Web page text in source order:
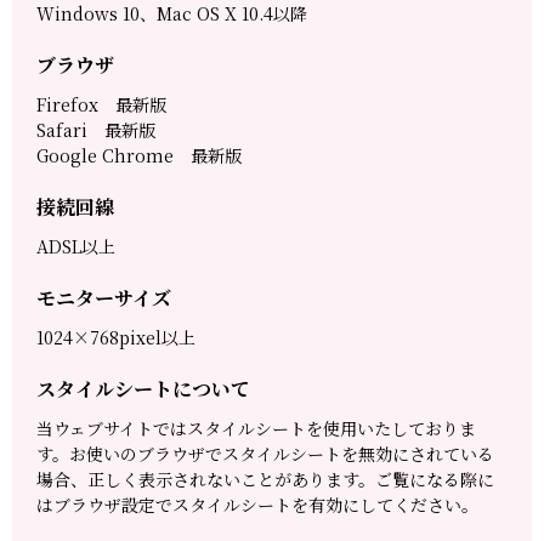
Windows 10、Mac OS X 10.4以降
ブラウザ
Firefox 最新版
Safari 最新版
Google Chrome 最新版
接続回線
ADSL以上
モニターサイズ
1024×768pixel以上
スタイルシートについて
当ウェブサイトではスタイルシートを使用いたしておりま
す。お使いのブラウザでスタイルシートを無効にされている
場合、正しく表示されないことがあります。ご覧になる際に
はブラウザ設定でスタイルシートを有効にしてください。